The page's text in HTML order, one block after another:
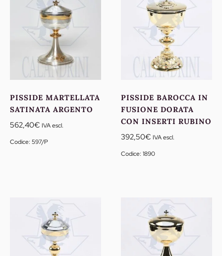
PISSIDE MARTELLATA
SATINATA ARGENTO
562,40€ IVA escl.
Codice: 597/P
PISSIDE BAROCCA IN
FUSIONE DORATA
CON INSERTI RUBINO
392,50€ IVA escl.
Codice: 1890